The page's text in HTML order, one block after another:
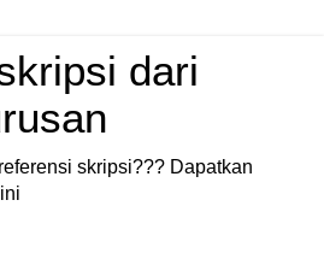
dari
skripsi??? Dapatkan